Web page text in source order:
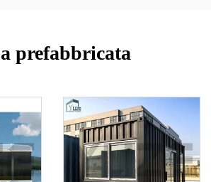
prefabbricata